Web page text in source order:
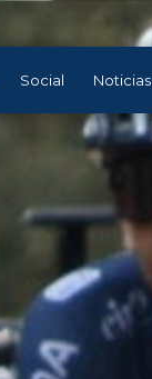
Social Noticias